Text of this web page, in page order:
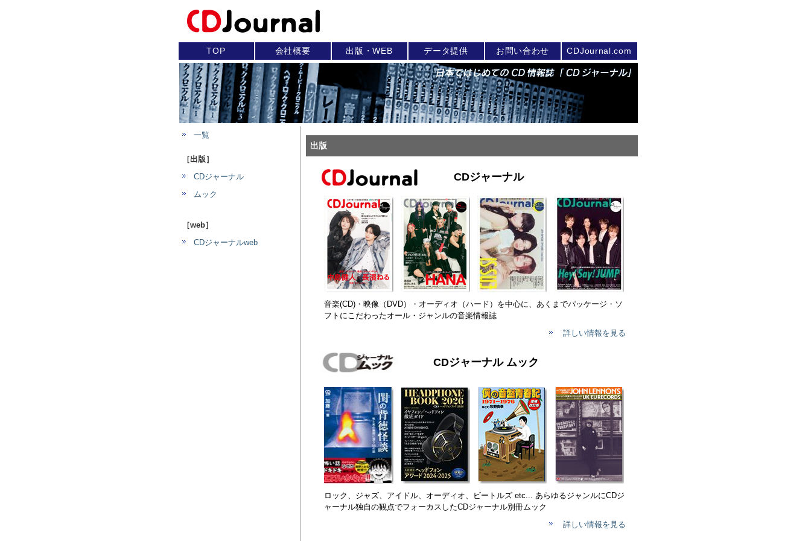
TOP 会社概要 出版・WEB データ提供 お問い合わせ CDJournal.com
一覧
［出版］
CDジャーナル
ムック
［web］
CDジャーナルweb
出版
CDジャーナル
音楽(CD)・映像（DVD）・オーディオ（ハード）を中心に、あくまでパッケージ・ソ
フトにこだわったオール・ジャンルの音楽情報誌
詳しい情報を見る
CDジャーナル ムック
ロック、ジャズ、アイドル、オーディオ、ビートルズ etc... あらゆるジャンルにCDジ
ャーナル独自の観点でフォーカスしたCDジャーナル別冊ムック
詳しい情報を見る